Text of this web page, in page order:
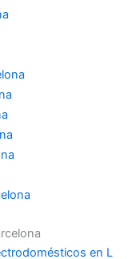
en L